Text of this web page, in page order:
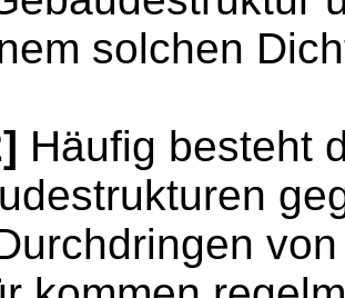
solchen
Häufig besteht